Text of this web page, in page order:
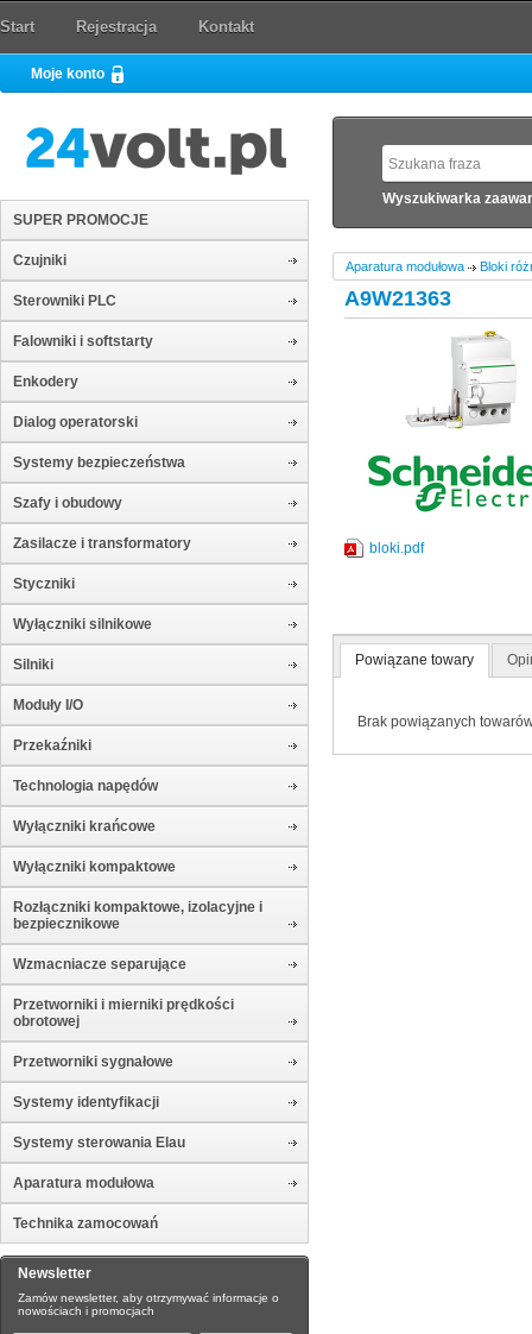
Start Rejestracja Kontakt
Moje konto
SUPER PROMOCJE
Czujniki
Sterowniki PLC
Falowniki i softstarty
Enkodery
Dialog operatorski
Systemy bezpieczeństwa
Szafy i obudowy
Zasilacze i transformatory
Styczniki
Wyłączniki silnikowe
Silniki
Moduły I/O
Przekaźniki
Technologia napędów
Wyłączniki krańcowe
Wyłączniki kompaktowe
Rozłączniki kompaktowe, izolacyjne i
bezpiecznikowe
Wzmacniacze separujące
Przetworniki i mierniki prędkości
obrotowej
Przetworniki sygnałowe
Systemy identyfikacji
Systemy sterowania Elau
Aparatura modułowa
Technika zamocowań
Newsletter
Zamów newsletter, aby otrzymywać informacje o
nowościach i promocjach
Wyszukiwarka
Aparatura modułowa Bloki
A9W21363
bloki.pdf
Powiązane towary
Brak powiązanych